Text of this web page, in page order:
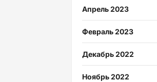
Апрель 2023
Февраль 2023
Декабрь 2022
Ноябрь 2022